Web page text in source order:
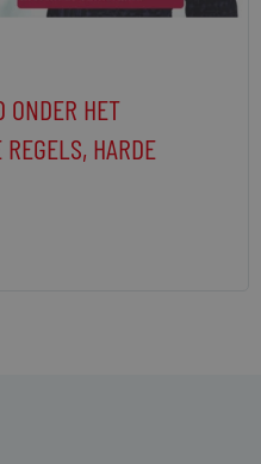
ONDER HET
HARDE